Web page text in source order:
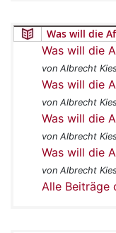
Was will die
Was will die
von Albrecht
Was will die
von Albrecht
Was will die
von Albrecht
Was will die
von Albrecht
Alle Beiträge